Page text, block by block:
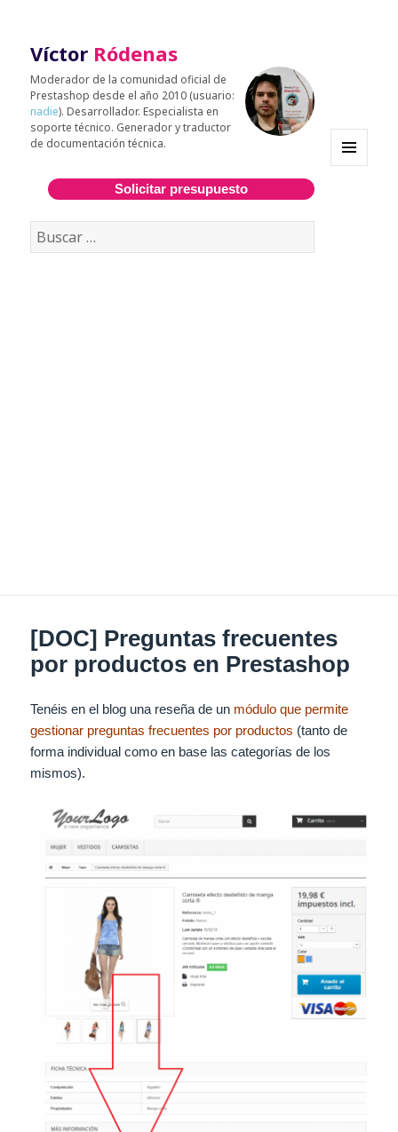
Víctor Ródenas
Moderador de la comunidad oficial de
Prestashop desde el año 2010 (usuario:
nadie). Desarrollador. Especialista en
soporte técnico. Generador y traductor
de documentación técnica.
Solicitar presupuesto
Buscar:
[DOC] Preguntas frecuentes
por productos en Prestashop
Tenéis en el blog una reseña de un módulo que permite
gestionar preguntas frecuentes por productos (tanto de
forma individual como en base las categorías de los
mismos).